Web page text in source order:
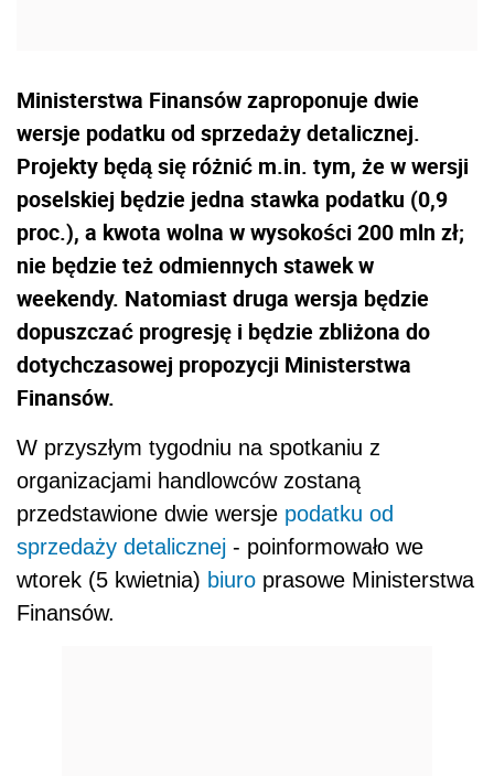
Ministerstwa Finansów zaproponuje dwie
wersje podatku od sprzedaży detalicznej.
Projekty będą się różnić m.in. tym, że w wersji
poselskiej będzie jedna stawka podatku (0,9
proc.), a kwota wolna w wysokości 200 mln zł;
nie będzie też odmiennych stawek w
weekendy. Natomiast druga wersja będzie
dopuszczać progresję i będzie zbliżona do
dotychczasowej propozycji Ministerstwa
Finansów.
W przyszłym tygodniu na spotkaniu z
organizacjami handlowców zostaną
przedstawione dwie wersje podatku od
sprzedaży detalicznej - poinformowało we
wtorek (5 kwietnia) biuro prasowe Ministerstwa
Finansów.